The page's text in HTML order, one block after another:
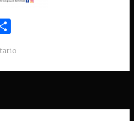
Compartir